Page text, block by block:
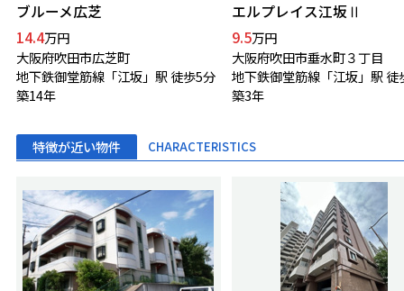
ブルーメ広芝
14.4万円
大阪府吹田市広芝町
地下鉄御堂筋線「江坂」駅 徒歩5分
築14年
エルプレイス江坂Ⅱ
9.5万円
大阪府吹田市垂水町３丁目
地下鉄御堂筋線「江坂」駅 徒
築3年
特徴が近い物件 CHARACTERISTICS